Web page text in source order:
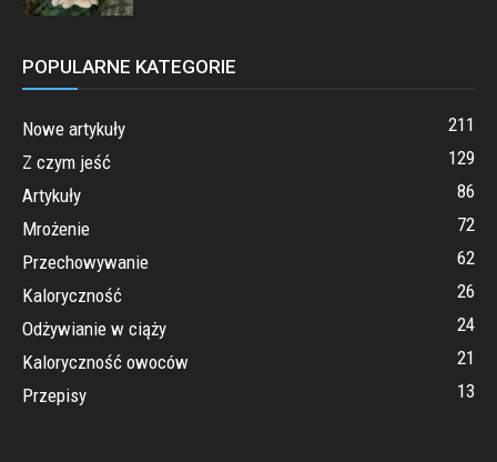
POPULARNE KATEGORIE
Nowe artykuły
211
Z czym jeść
129
Artykuły
86
Mrożenie
72
Przechowywanie
62
Kaloryczność
26
Odżywianie w ciąży
24
Kaloryczność owoców
21
Przepisy
13